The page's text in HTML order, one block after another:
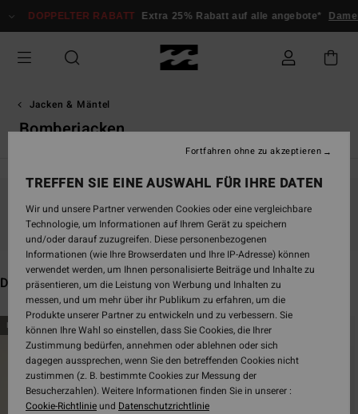
zur
Auswahl
springen
RABATT Extra 25% Rabatt auf alle angebote* Damen Herren
Jacken & Mäntel
Bomberjacken
Bleib dabei, die Produkte sind bald wieder da
Das könnte dir auch gefallen
Direkt
zu
Filterkriterien
springen
Überspringen
und
filtern
BRANDNEU BRANDNEU
TREFFEN SIE EINE AUSWAHL FÜR IHRE DATEN
Wir und unsere Partner verwenden Cookies oder eine vergleichbare
Technologie, um Informationen auf Ihrem Gerät zu speichern
und/oder darauf zuzugreifen. Diese personenbezogenen
Informationen (wie Ihre Browserdaten und Ihre IP-Adresse) können
verwendet werden, um Ihnen personalisierte Beiträge und Inhalte zu
präsentieren, um die Leistung von Werbung und Inhalten zu
messen, und um mehr über ihr Publikum zu erfahren, um die
Produkte unserer Partner zu entwickeln und zu verbessern. Sie
können Ihre Wahl so einstellen, dass Sie Cookies, die Ihrer
Zustimmung bedürfen, annehmen oder ablehnen oder sich
dagegen aussprechen, wenn Sie den betreffenden Cookies nicht
zustimmen (z. B. bestimmte Cookies zur Messung der
Besucherzahlen). Weitere Informationen finden Sie in unserer :
Cookie-Richtlinieund Datenschutzrichtlinie
Fortfahren ohne zu akzeptieren